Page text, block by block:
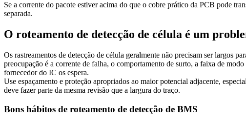
Se a corrente do pacote estiver acima do que o cobre prático da PCB pode
separada.
O roteamento de detecção de célula é um
Os rastreamentos de detecção de célula geralmente não precisam ser largos
preocupação é a corrente de falha, o comportamento de surto, a faixa de
fornecedor do IC os espera.
Use espaçamento e proteção apropriados ao maior potencial adjacente,
deve fazer parte da mesma revisão que a largura do traço.
Bons hábitos de roteamento de detecção de BMS